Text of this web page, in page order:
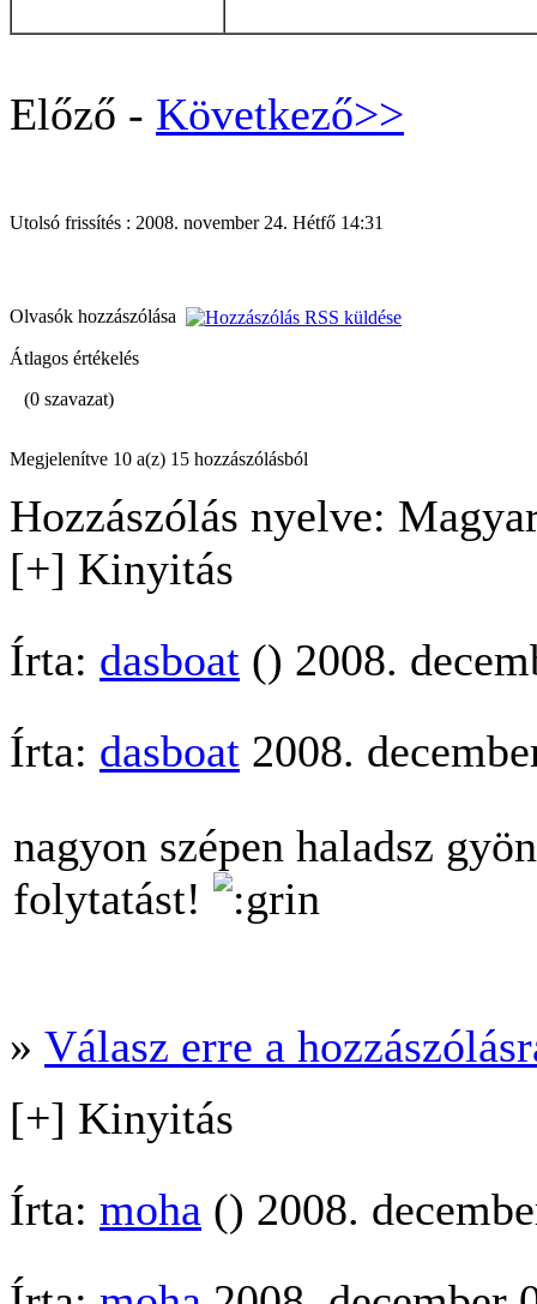
Előző - Következő>>
Utolsó frissítés : 2008. november 24. Hétfő 14:31
Olvasók hozzászólása
Átlagos értékelés
(0 szavazat)
Megjelenítve 10 a(z) 15 hozzászólásból
Hozzászólás nyelve:
[+] Kinyitás
Írta: dasboat () 2008.
Írta: dasboat 2008.
nagyon szépen haladsz
folytatást!
» Válasz erre a
[+] Kinyitás
Írta: moha () 2008.